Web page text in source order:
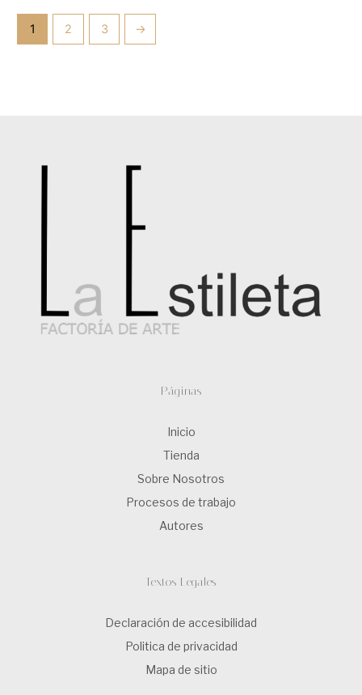
1 2 3 →
Páginas
Inicio
Tienda
Sobre Nosotros
Procesos de trabajo
Autores
Textos Legales
Declaración de accesibilidad
Politica de privacidad
Mapa de sitio